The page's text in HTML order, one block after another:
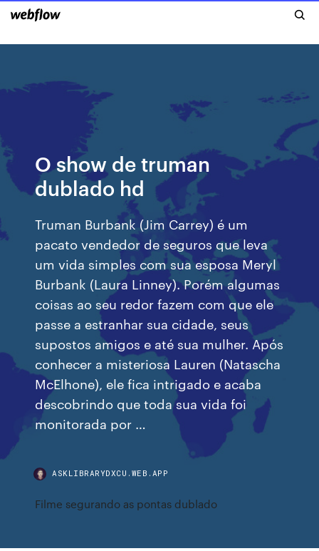
O show de truman
dublado hd
Truman Burbank (Jim Carrey) é um
pacato vendedor de seguros que leva
um vida simples com sua esposa Meryl
Burbank (Laura Linney). Porém algumas
coisas ao seu redor fazem com que ele
passe a estranhar sua cidade, seus
supostos amigos e até sua mulher. Após
conhecer a misteriosa Lauren (Natascha
McElhone), ele fica intrigado e acaba
descobrindo que toda sua vida foi
monitorada por …
ASKLIBRARYDXCU.WEB.APP
Filme segurando as pontas dublado